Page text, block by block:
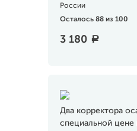
России
Осталось 88 из 100
3 180 a
Два корректора
специальной цене